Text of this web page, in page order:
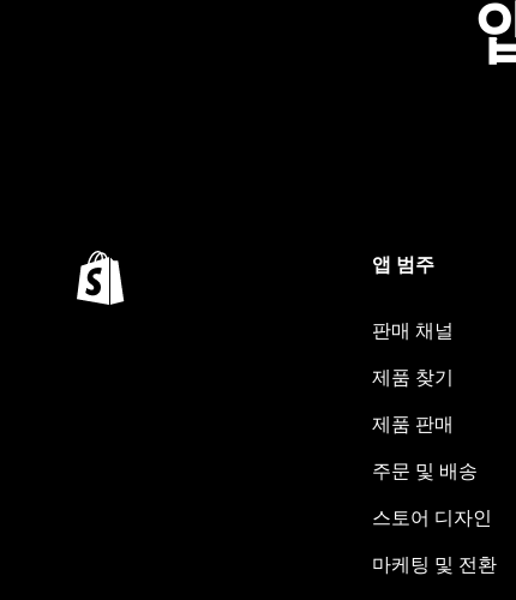
앱 범주
판매 채널
제품 찾기
제품 판매
주문 및 배송
스토어 디자인
마케팅 및 전환